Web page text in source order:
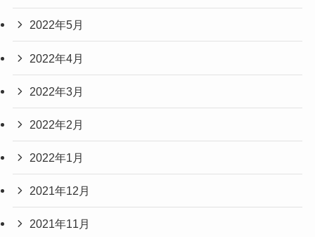
2022年5月
2022年4月
2022年3月
2022年2月
2022年1月
2021年12月
2021年11月